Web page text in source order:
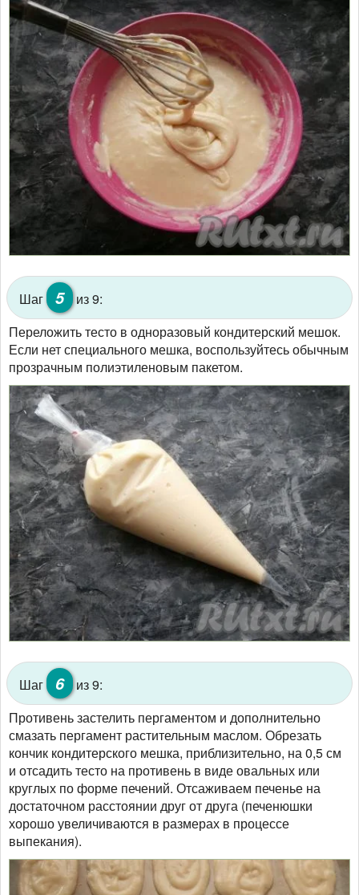
Шаг 5
из 9:
Переложить тесто в одноразовый кондитерский мешок.
Если нет специального мешка, воспользуйтесь обычным
прозрачным полиэтиленовым пакетом.
Шаг 6
из 9:
Противень застелить пергаментом и дополнительно
смазать пергамент растительным маслом. Обрезать
кончик кондитерского мешка, приблизительно, на 0,5 см
и отсадить тесто на противень в виде овальных или
круглых по форме печений. Отсаживаем печенье на
достаточном расстоянии друг от друга (печенюшки
хорошо увеличиваются в размерах в процессе
выпекания).